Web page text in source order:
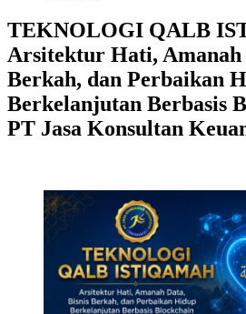
TEKNOLOGI QALB
Arsitektur Hati, Amanah
Berkah, dan Perbaikan
Berkelanjutan Berbasis
PT Jasa Konsultan